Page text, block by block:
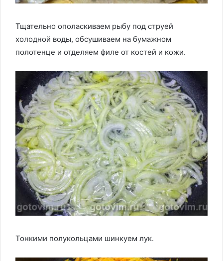
Тщательно ополаскиваем рыбу под струей
холодной воды, обсушиваем на бумажном
полотенце и отделяем филе от костей и кожи.
Тонкими полукольцами шинкуем лук.